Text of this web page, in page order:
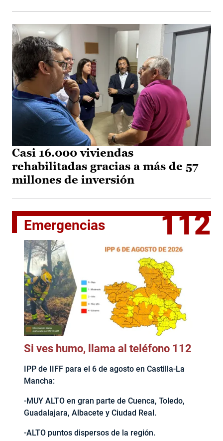
Casi 16.000 viviendas
rehabilitadas gracias a más de 57
millones de inversión
Emergencias 112
Si ves humo, llama al teléfono 112
IPP de IIFF para el 6 de agosto en Castilla-La
Mancha:
-MUY ALTO en gran parte de Cuenca, Toledo,
Guadalajara, Albacete y Ciudad Real.
-ALTO puntos dispersos de la región.